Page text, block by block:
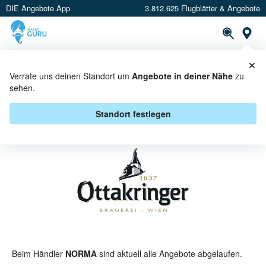
DIE Angebote App 3.812.625 Flugblätter & Angebote
Verrate uns deinen Standort um Angebote in deiner Nähe zu
sehen.
Standort festlegen
×
OTTAKRINGER BEI NORMA -
ANGEBOTE & AKTIONEN
Beim Händler NORMA sind aktuell alle Angebote abgelaufen.